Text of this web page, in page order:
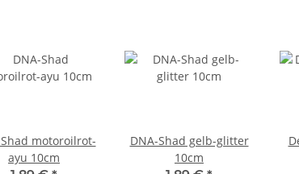
motoroilrot-
ayu 10cm
DNA-Shad gelb-glitter
10cm